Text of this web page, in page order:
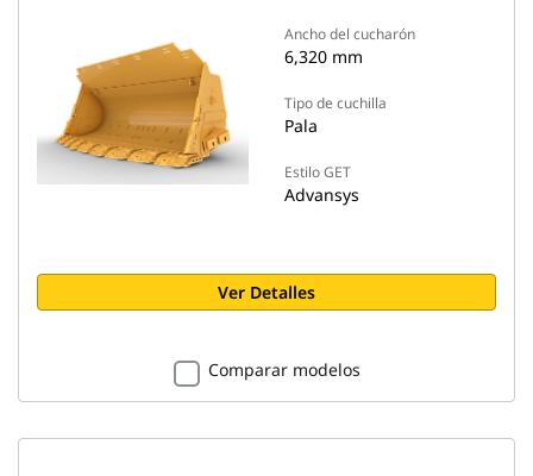
Ancho del cucharón
6,320 mm
Tipo de cuchilla
Pala
Estilo GET
Advansys
Ver Detalles
Comparar modelos